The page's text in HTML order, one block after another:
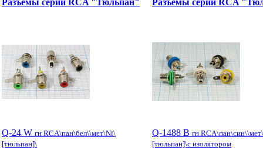
Разъемы серии RCA "Тюльпан"
Q-24 W гн RCA\пан\бел\\мет\Ni\
[тюльпан]\
Разъемы серии RCA
Q-1488 B гн
[тюльпан]\с изолятором